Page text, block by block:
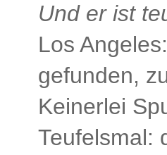
Und er ist
Los
gefunden,
Keinerlei
Teufelsmal: